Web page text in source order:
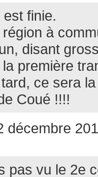
finie.
à
disant
la première
ce sera
Coué !!!!
décembre
pas vu le 2e